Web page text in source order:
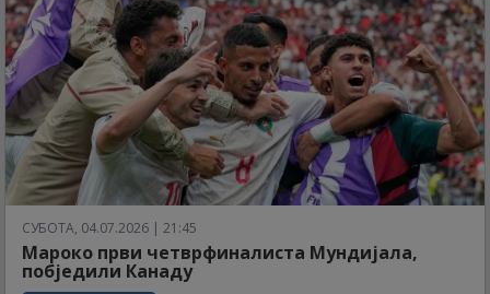
СУБОТА, 04.07.2026 | 21:45
Мароко први четврфиналиста Мундијала,
побједили Канаду